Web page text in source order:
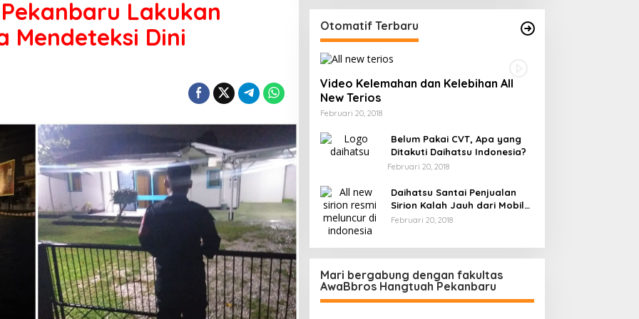
Lakukan
Mendeteksi Dini
Otomatif Terbaru
Video Kelemahan dan Kelebihan All
New Terios
Februari 20, 2018
Belum Pakai CVT, Apa yang
Ditakuti Daihatsu Indonesia?
Februari 20, 2018
Daihatsu Santai Penjualan
Sirion Kalah Jauh dari Mobil
LCGC
Februari 20, 2018
Mari bergabung dengan fakultas
AwaBbros Hangtuah Pekanbaru